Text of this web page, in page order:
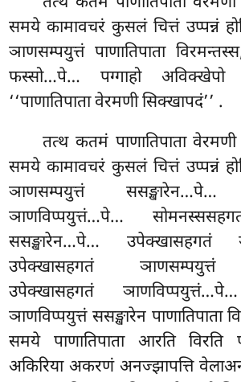
समये कामावचरं कुसलं चित्तं उप्पन्नं
ञाणसम्पयुत्तं पाणातिपाता
फस्सो…पे… पग्गाहो
‘‘पाणातिपाता वेरमणी सिक्खापदं’’ .
तत्थ कतमं पाणातिपाता
समये कामावचरं कुसलं चित्तं उप्पन्नं
ञाणसम्पयुत्तं ससङ्खारेन…पे…
ञाणविप्पयुत्तं…पे…
ससङ्खारेन…पे… उपेक्खासहगतं
उपेक्खासहगतं ञाणसम्पयुत्तं
उपेक्खासहगतं
ञाणविप्पयुत्तं ससङ्खारेन पाणातिपाता
समये पाणातिपाता आरति विरति
अकिरिया अकरणं अनज्झापत्ति